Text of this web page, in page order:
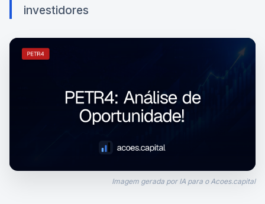
investidores
Imagem gerada por IA para o Acoes.capital